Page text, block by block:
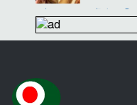
ইংল্যান্ডের টেস্ট
পুরুষরা সকালে উঠে